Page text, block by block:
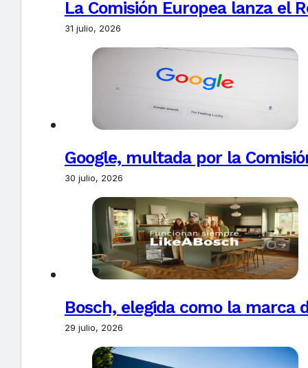
La Comisión Europea lanza el
31 julio, 2026
Google, multada por la
30 julio, 2026
Bosch, elegida como la marca
29 julio, 2026